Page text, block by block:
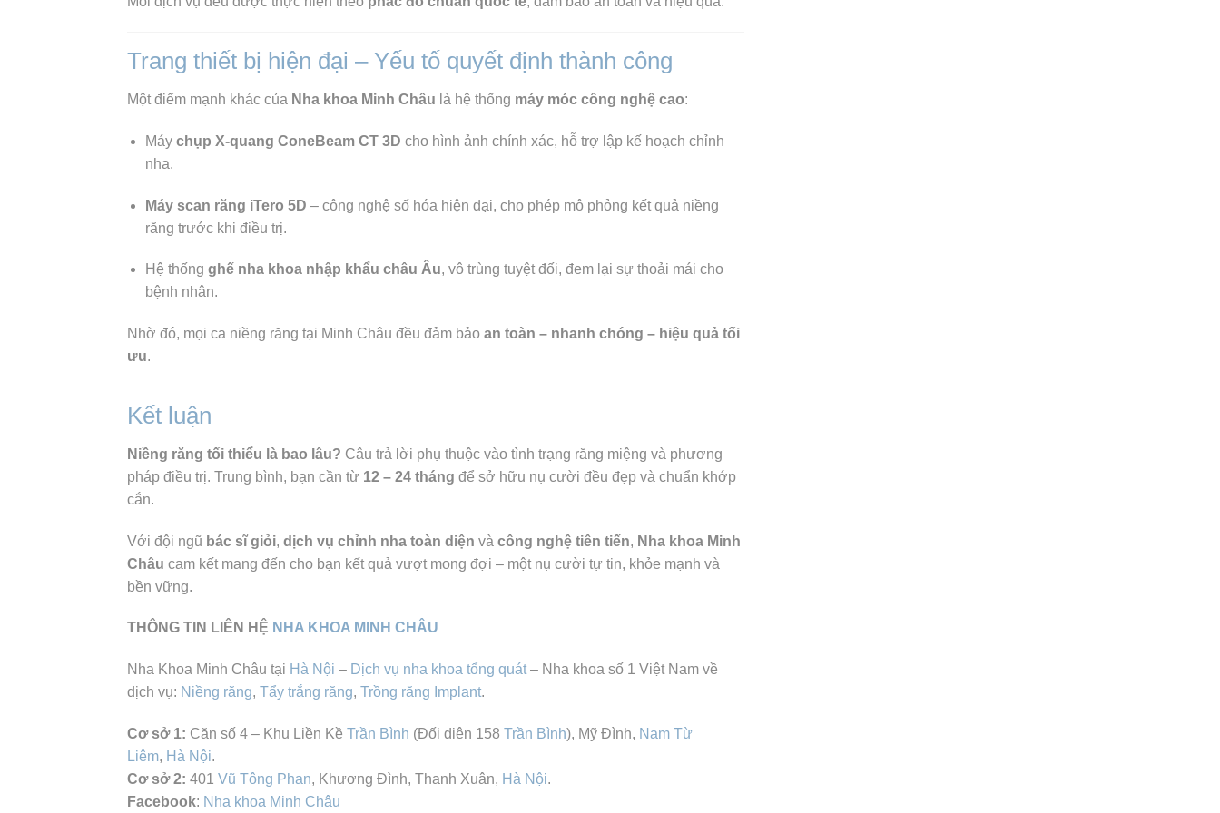
Trang thiết bị hiện đại – Yếu tố quyết định thành công
Một điểm mạnh khác của Nha khoa Minh Châu là hệ thống máy móc công nghệ cao:
Máychụp X-quang ConeBeam CT 3D cho hình ảnh chính xác, hỗ trợ lập kế hoạch chỉnh
nha.
Máy scan răng iTero 5D – công nghệ số hóa hiện đại, cho phép mô phỏng kết quả niềng
răng trước khi điều trị.
Hệ thốngghế nha khoa nhập khẩu châu Âu, vô trùng tuyệt đối, đem lại sự thoải mái cho
bệnh nhân.
Nhờ đó, mọi ca niềng răng tại Minh Châu đều đảm bảo an toàn – nhanh chóng – hiệu quả tối
ưu.
Kết luận
Niềng răng tối thiểu là bao lâu? Câu trả lời phụ thuộc vào tình trạng răng miệng và phương
pháp điều trị. Trung bình, bạn cần từ 12 – 24 tháng để sở hữu nụ cười đều đẹp và chuẩn khớp
cắn.
Với đội ngũ bác sĩ giỏi, dịch vụ chỉnh nha toàn diện và công nghệ tiên tiến, Nha khoa Minh
Châu cam kết mang đến cho bạn kết quả vượt mong đợi – một nụ cười tự tin, khỏe mạnh và
bền vững.
THÔNG TIN LIÊN HỆ NHA KHOA MINH CHÂU
Nha Khoa Minh Châu tại Hà Nội – Dịch vụ nha khoa tổng quát– Nha khoa số 1 Việt Nam về
dịch vụ: Niềng răng, Tẩy trắng răng, Trồng răng Implant.
Cơ sở 1: Căn số 4 – Khu Liền Kề Trần Bình (Đối diện 158 Trần Bình), Mỹ Đình, Nam Từ
Liêm, Hà Nội.
Cơ sở 2: 401 Vũ Tông Phan, Khương Đình, Thanh Xuân, Hà Nội.
Facebook: Nha khoa Minh Châu